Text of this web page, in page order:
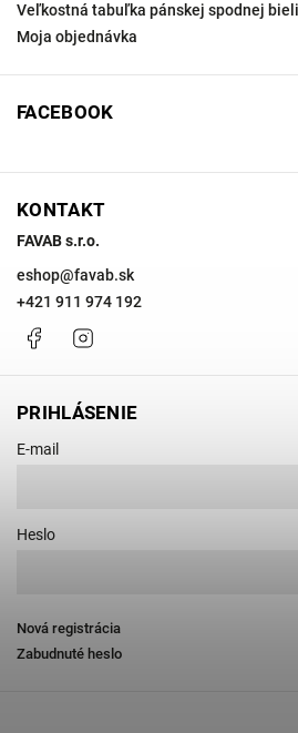
Veľkostná tabuľka pánskej spodnej
Moja objednávka
FACEBOOK
KONTAKT
FAVAB s.r.o.
eshop@favab.sk
+421 911 974 192
Facebook
PRIHLÁSENIE
E-mail
Heslo
Nová registrácia
Zabudnuté heslo